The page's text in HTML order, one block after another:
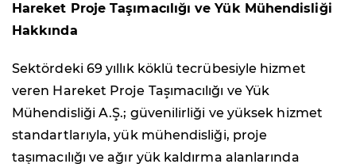
Hareket Proje Taşımacılığı ve Yük Mühendisliği
Hakkında
Sektördeki 69 yıllık köklü tecrübesiyle hizmet
veren Hareket Proje Taşımacılığı ve Yük
Mühendisliği A.Ş.; güvenilirliği ve yüksek hizmet
standartlarıyla, yük mühendisliği, proje
taşımacılığı ve ağır yük kaldırma alanlarında